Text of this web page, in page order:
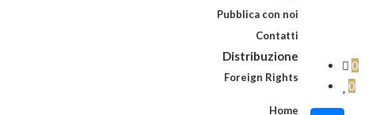
Pubblica con noi
Contatti
Distribuzione
Foreign Rights
Home
0
0